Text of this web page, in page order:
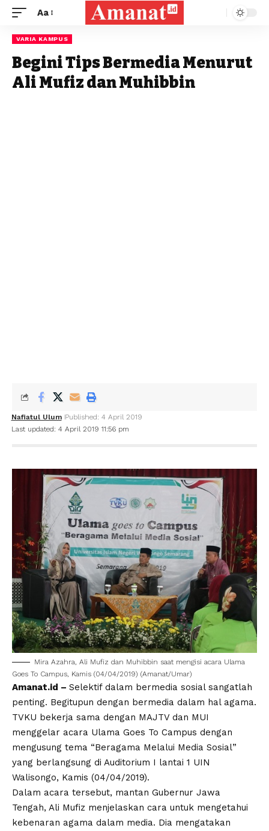
Aa
VARIA KAMPUS
Begini Tips Bermedia Menurut
Ali Mufiz dan Muhibbin
Last updated: 4 April 2019 11:56 pm
Nafiatul Ulum Published: 4 April 2019
Mira Azahra, Ali Mufiz dan Muhibbin saat mengisi acara Ulama
Goes To Campus, Kamis (04/04/2019) (Amanat/Umar)
Amanat.id – Selektif dalam bermedia sosial sangatlah
penting. Begitupun dengan bermedia dalam hal agama.
TVKU bekerja sama dengan MAJTV dan MUI
menggelar acara Ulama Goes To Campus dengan
mengusung tema “Beragama Melalui Media Sosial”
yang berlangsung di Auditorium I lantai 1 UIN
Walisongo, Kamis (04/04/2019).
Dalam acara tersebut, mantan Gubernur Jawa
Tengah, Ali Mufiz menjelaskan cara untuk mengetahui
kebenaran agama dalam media. Dia mengatakan